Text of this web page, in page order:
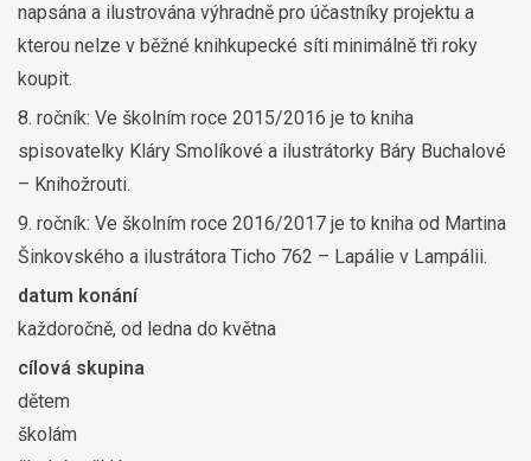
napsána a ilustrována výhradně pro účastníky projektu a
kterou nelze v běžné knihkupecké síti minimálně tři roky
koupit.
8. ročník: Ve školním roce 2015/2016 je to kniha
spisovatelky Kláry Smolíkové a ilustrátorky Báry Buchalové
– Knihožrouti.
9. ročník: Ve školním roce 2016/2017 je to kniha od Martina
Šinkovského a ilustrátora Ticho 762 – Lapálie v Lampálii.
datum konání
každoročně, od ledna do května
cílová skupina
dětem
školám